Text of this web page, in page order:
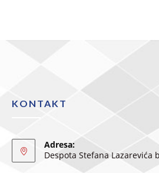
KONTAKT
Adresa:
Despota Stefana Lazarevića